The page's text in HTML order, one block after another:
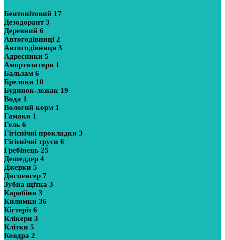
Бентонітовий 17
Дезодорант3
Деревний 6
Автогодівниці 2
Автогодівниця 3
Адресники 5
Амортизатори 1
Бальзам 6
Брелоки 10
Будинок-лежак 19
Вода 1
Вологий корм 1
Гамаки 1
Гель 6
Гігієнічні прокладки 3
Гігієнічні труси 6
Гребінець 25
Дешеддер 4
Джерки 5
Диспенсер 7
Зубна щітка 3
Карабіни 3
Килимки 36
Кігтеріз 6
Клікери 3
Клітки 5
Ковдра 2